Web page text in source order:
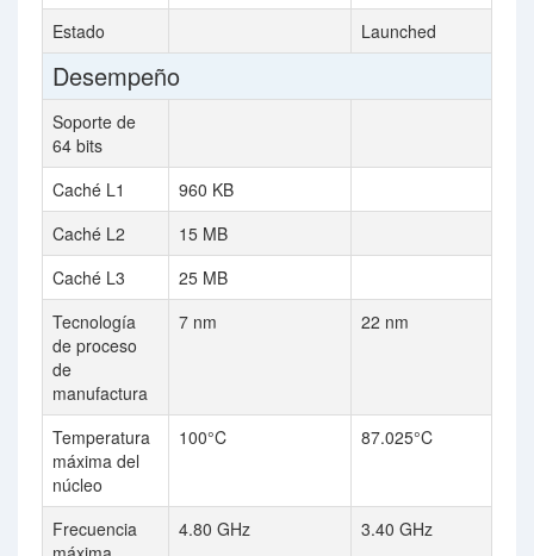
Estado Launched
Desempeño
Soporte de
64 bits
Caché L1
960 KB
Caché L2
15 MB
Caché L3
25 MB
Tecnología
de proceso
de
manufactura
7 nm 22 nm
Temperatura
máxima del
núcleo
100°C 87.025°C
Frecuencia
4.80 GHz 3.40 GHz